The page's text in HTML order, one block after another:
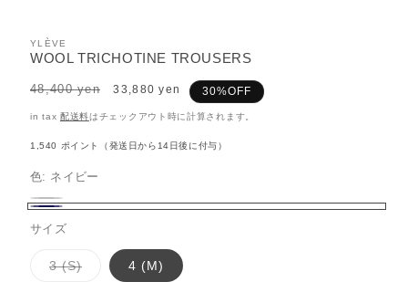
デ
ィ
ア
を
く
YLÈVE
WOOL TRICHOTINE TROUSERS
Regular
48,400 yen
Sale
33,880 yen 30%OFF
in tax 配送料はチェックアウト時に計算されます。
1,540 ポイント（発送日から14日後に付与）
色: ネイビー
チ
ャ
バ
リ
イ
サイズ
3 (S)バ
4 (M)